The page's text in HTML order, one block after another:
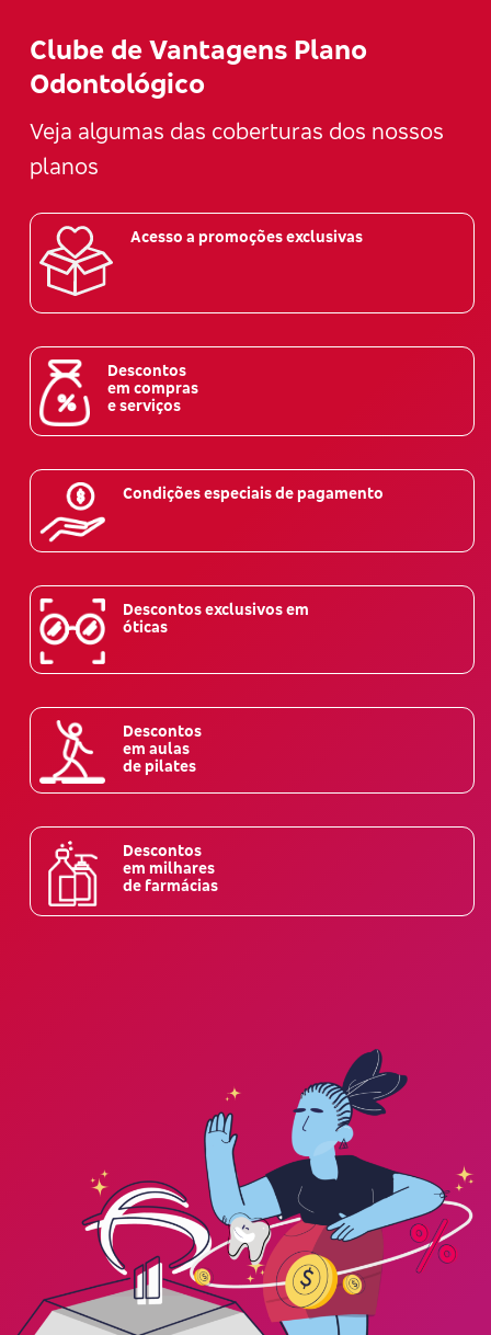
Clube de Vantagens Plano
Odontológico
Veja algumas das coberturas dos nossos
planos
Acesso a promoções exclusivas
Descontos
em compras
e serviços
Condições especiais de pagamento
Descontos exclusivos em
óticas
Descontos
em aulas
de pilates
Descontos
em milhares
de farmácias